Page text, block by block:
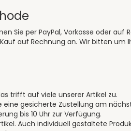
Sie per PayPal, Vorkasse oder
auf Rechnung an. Wir bitten um
trifft auf viele unserer Artikel zu.
eine gesicherte Zustellung am
bis 10 Uhr zur Verfügung.
Auch individuell gestaltete